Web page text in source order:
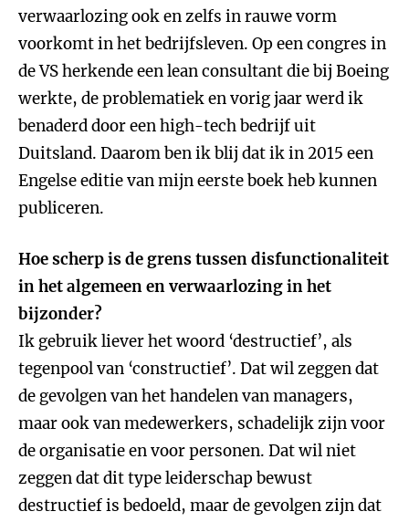
verwaarlozing ook en zelfs in rauwe vorm
voorkomt in het bedrijfsleven. Op een congres in
de VS herkende een lean consultant die bij Boeing
werkte, de problematiek en vorig jaar werd ik
benaderd door een high-tech bedrijf uit
Duitsland. Daarom ben ik blij dat ik in 2015 een
Engelse editie van mijn eerste boek heb kunnen
publiceren.
Hoe scherp is de grens tussen disfunctionaliteit
in het algemeen en verwaarlozing in het
bijzonder?
Ik gebruik liever het woord ‘destructief’, als
tegenpool van ‘constructief’. Dat wil zeggen dat
de gevolgen van het handelen van managers,
maar ook van medewerkers, schadelijk zijn voor
de organisatie en voor personen. Dat wil niet
zeggen dat dit type leiderschap bewust
destructief is bedoeld, maar de gevolgen zijn dat